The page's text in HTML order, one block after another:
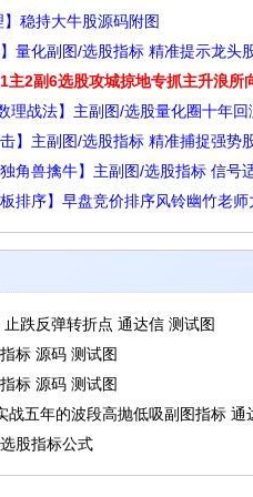
稳持大牛股源码附图
量化副图/选股指标 精准提示龙头
主2副6选股攻城掠地专抓主升浪所
理战法】主副图/选股量化圈十年回
】主副图/选股指标 精准捕捉强势
角兽擒牛】主副图/选股指标 信号
排序】早盘竞价排序风铃幽竹老师
跌反弹转折点 通达信 测试图
标 源码 测试图
标 源码 测试图
战五年的波段高抛低吸副图指标 通
股指标公式